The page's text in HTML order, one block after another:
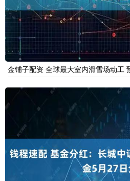
金铺子配资 全球最大室内滑雪场动工